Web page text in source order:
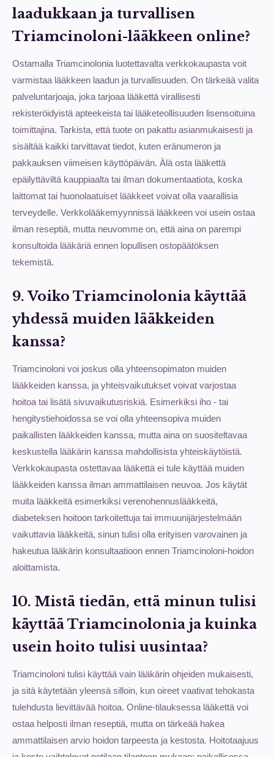
laadukkaan ja turvallisen
Triamcinoloni-lääkkeen online?
Ostamalla Triamcinolonia luotettavalta verkkokaupasta voit
varmistaa lääkkeen laadun ja turvallisuuden. On tärkeää valita
palveluntarjoaja, joka tarjoaa lääkettä virallisesti
rekisteröidyistä apteekeista tai lääketeollisuuden lisensoituina
toimittajina. Tarkista, että tuote on pakattu asianmukaisesti ja
sisältää kaikki tarvittavat tiedot, kuten eränumeron ja
pakkauksen viimeisen käyttöpäivän. Älä osta lääkettä
epäilyttäviltä kauppiaalta tai ilman dokumentaatiota, koska
laittomat tai huonolaatuiset lääkkeet voivat olla vaarallisia
terveydelle. Verkkolääkemyynnissä lääkkeen voi usein ostaa
ilman reseptiä, mutta neuvomme on, että aina on parempi
konsultoida lääkäriä ennen lopullisen ostopäätöksen
tekemistä.
9. Voiko Triamcinolonia käyttää
yhdessä muiden lääkkeiden
kanssa?
Triamcinoloni voi joskus olla yhteensopimaton muiden
lääkkeiden kanssa, ja yhteisvaikutukset voivat varjostaa
hoitoa tai lisätä sivuvaikutusriskiä. Esimerkiksi iho - tai
hengitystiehoidossa se voi olla yhteensopiva muiden
paikallisten lääkkeiden kanssa, mutta aina on suositeltavaa
keskustella lääkärin kanssa mahdollisista yhteiskäytöistä.
Verkkokaupasta ostettavaa lääkettä ei tule käyttää muiden
lääkkeiden kanssa ilman ammattilaisen neuvoa. Jos käytät
muita lääkkeitä esimerkiksi verenohennuslääkkeitä,
diabeteksen hoitoon tarkoitettuja tai immuunijärjestelmään
vaikuttavia lääkkeitä, sinun tulisi olla erityisen varovainen ja
hakeutua lääkärin konsultaatioon ennen Triamcinoloni-hoidon
aloittamista.
10. Mistä tiedän, että minun tulisi
käyttää Triamcinolonia ja kuinka
usein hoito tulisi uusintaa?
Triamcinoloni tulisi käyttää vain lääkärin ohjeiden mukaisesti,
ja sitä käytetään yleensä silloin, kun oireet vaativat tehokasta
tulehdusta lievittävää hoitoa. Online-tilauksessa lääkettä voi
ostaa helposti ilman reseptiä, mutta on tärkeää hakea
ammattilaisen arvio hoidon tarpeesta ja kestosta. Hoitotaajuus